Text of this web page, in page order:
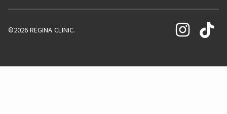
©2026 REGINA CLINIC.